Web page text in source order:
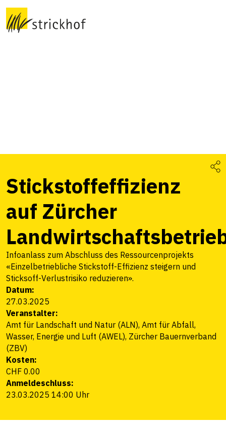
Stickstoffeffizienz
auf Zürcher
Infoanlass zum Abschluss des Ressourcenprojekts
«Einzelbetriebliche Stickstoff-Effizienz steigern und
Sticksoff-Verlustrisiko reduzieren».
Datum:
27.03.2025
Veranstalter:
Amt für Landschaft und Natur (ALN), Amt für Abfall,
Wasser, Energie und Luft (AWEL), Zürcher Bauernverband
(ZBV)
Kosten:
CHF 0.00
Anmeldeschluss:
23.03.2025 14:00 Uhr